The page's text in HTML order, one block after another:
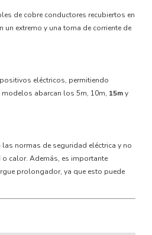
de cobre conductores recubiertos en
extremo y una toma de corriente de
eléctricos, permitiendo
abarcan los 5m, 10m, 15my
normas de seguridad eléctrica y no
o calor. Además, es importante
prolongador, ya que esto puede